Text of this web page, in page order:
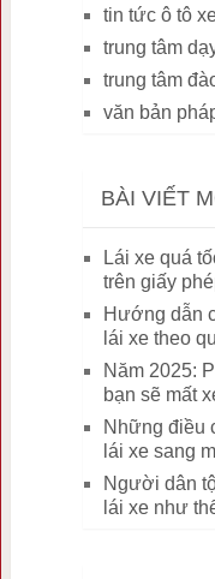
tin tức ô tô
trung tâm
trung tâm
văn bản
BÀI VIẾT
Lái xe quá
trên giấy
Hướng dẫn
lái xe theo
Năm 2025:
bạn sẽ mất
Những điều
lái xe sang
Người dân
lái xe như